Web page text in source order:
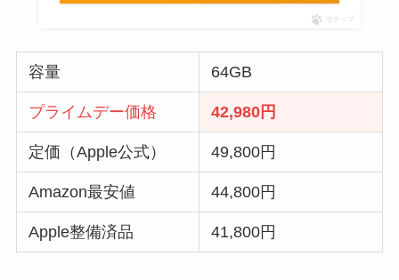
ポチップ
容量 64GB
プライムデー価格 42,980円
定価（Apple公式） 49,800円
Amazon最安値 44,800円
Apple整備済品 41,800円